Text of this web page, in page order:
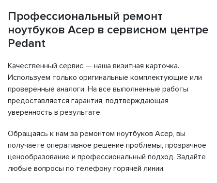
Профессиональный ремонт
ноутбуков Асер в сервисном центре
Pedant
Качественный сервис — наша визитная карточка.
Используем только оригинальные комплектующие или
проверенные аналоги. На все выполненные работы
предоставляется гарантия, подтверждающая
уверенность в результате.
Обращаясь к нам за ремонтом ноутбуков Асер, вы
получаете оперативное решение проблемы, прозрачное
ценообразование и профессиональный подход. Задайте
любые вопросы по телефону горячей линии.